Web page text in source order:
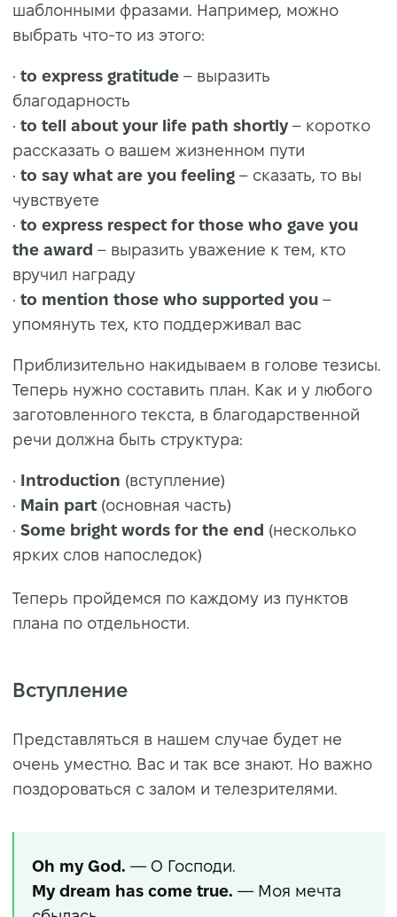
шаблонными фразами. Например, можно
выбрать что-то из этого:
• to express gratitude – выразить
благодарность
• to tell about your life path shortly – коротко
рассказать о вашем жизненном пути
• to say what are you feeling – сказать, то вы
чувствуете
• to express respect for those who gave you
the award – выразить уважение к тем, кто
вручил награду
• to mention those who supported you –
упомянуть тех, кто поддерживал вас
Приблизительно накидываем в голове тезисы.
Теперь нужно составить план. Как и у любого
заготовленного текста, в благодарственной
речи должна быть структура:
• Introduction (вступление)
• Main part (основная часть)
• Some bright words for the end (несколько
ярких слов напоследок)
Теперь пройдемся по каждому из пунктов
плана по отдельности.
Вступление
Представляться в нашем случае будет не
очень уместно. Вас и так все знают. Но важно
поздороваться с залом и телезрителями.
Oh my God. — О Господи.
My dream has come true. — Моя мечта